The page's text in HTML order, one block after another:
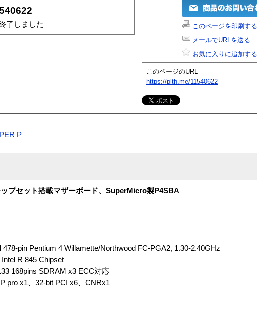
了しました
このページを印刷する
メールでURLを送る
お気に入りに追加する
このページのURL
https://plth.me/11540622
P
プセット搭載マザーボード、SuperMicro製P4SBA
478-pin Pentium 4 Willamette/Northwood FC-PGA2, 1.30-2.40GHz
Intel R 845 Chipset
168pins SDRAM x3 ECC対応
pro x1、32-bit PCI x6、CNRx1